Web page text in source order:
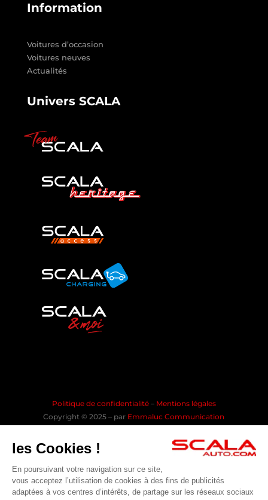
Information
Voitures d’occasion
Voitures neuves
Actualités
Univers SCALA
Politique de confidentialité – Mentions légales
Copyright © 2025 – par Emmaluc Communication
Rejoindre la communauté SCALA
les Cookies !
En poursuivant votre navigation sur ce site,
vous acceptez l’utilisation de cookies à des fins de publicités
adaptées à vos centres d’intérêts, de partage sur les réseaux sociaux